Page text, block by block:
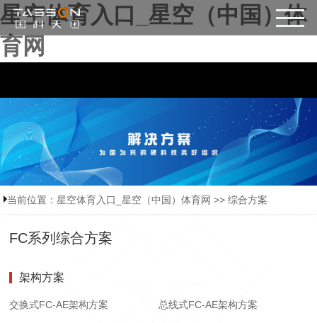
星空体育入口_星空（中国）体
育网
当前位置： 星空体育入口_星空（中国）体育网 >> 综合方案
FC系列综合方案
架构方案
交换式FC-AE架构方案 总线式FC-AE架构方案